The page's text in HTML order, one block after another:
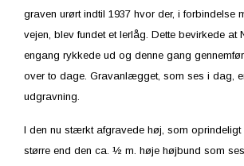
graven urørt indtil 1937 hvor der, i forbindelse
vejen, blev fundet et lerlåg. Dette bevirkede at
engang rykkede ud og denne gang
over to dage. Gravanlægget, som ses i dag,
udgravning.
I den nu stærkt afgravede høj, som
større end den ca. ½ m. høje højbund som